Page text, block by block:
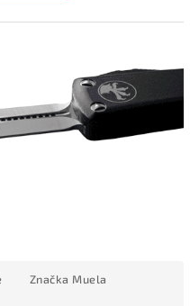
Značka Muela